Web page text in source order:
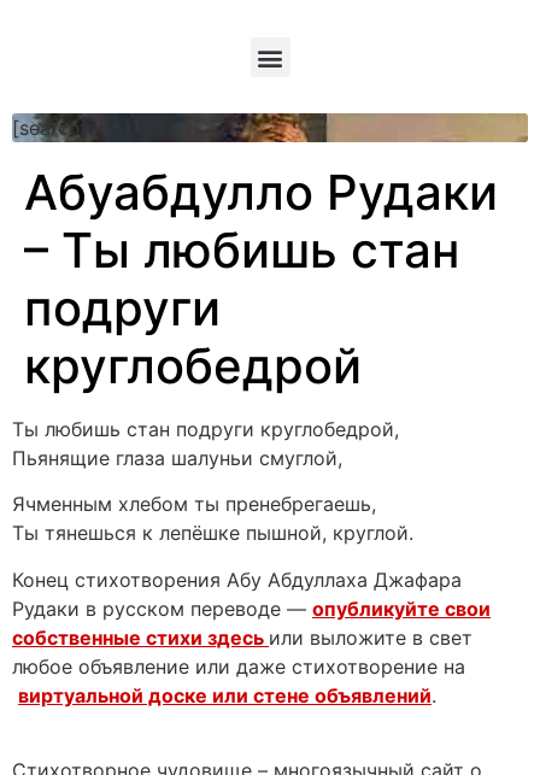
[searchform]
Абуабдулло Рудаки
– Ты любишь стан
подруги
круглобедрой
Ты любишь стан подруги круглобедрой,
Пьянящие глаза шалуньи смуглой,
Ячменным хлебом ты пренебрегаешь,
Ты тянешься к лепёшке пышной, круглой.
Конец стихотворения Абу Абдуллаха Джафара
Рудаки в русском переводе — опубликуйте свои
собственные стихи здесь или выложите в свет
любое объявление или даже стихотворение на
виртуальной доске или стене объявлений.